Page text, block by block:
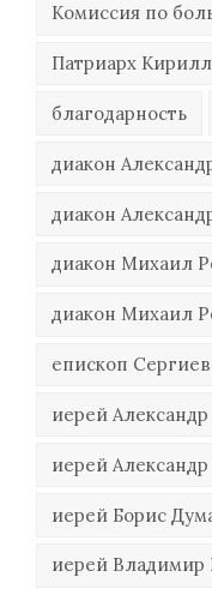
Комиссия по
Патриарх Кирилл
благодарность
диакон
диакон
диакон Михаил
диакон Михаил
епископ
иерей
иерей Александр
иерей Борис
иерей Владимир